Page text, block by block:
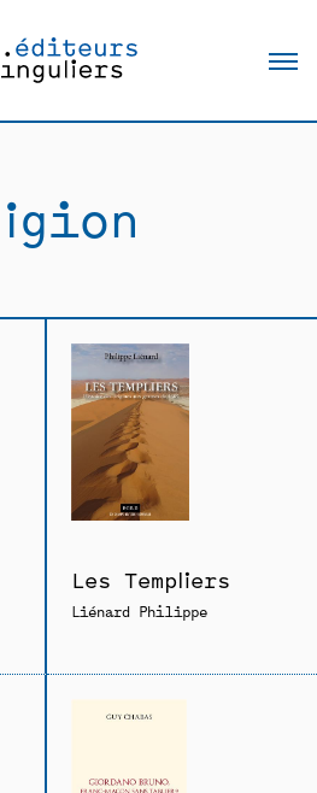
Les Templiers
Liénard Philippe